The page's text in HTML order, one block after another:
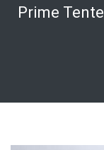
Prime Tente